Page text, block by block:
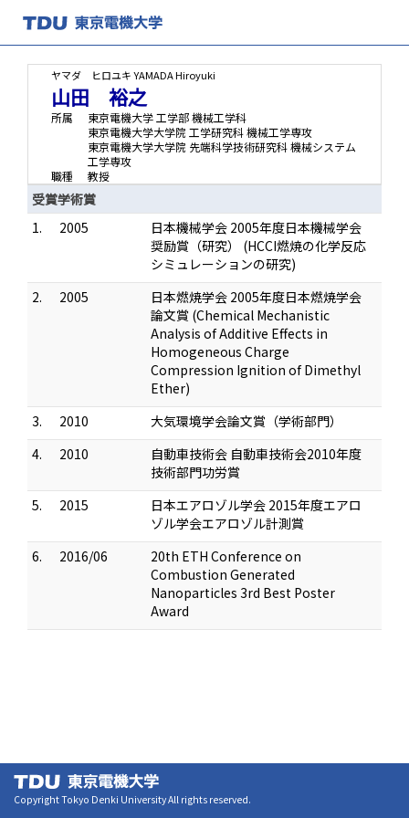
ヤマダ ヒロユキ YAMADA Hiroyuki
山田 裕之
所属
東京電機大学 工学部 機械工学科
東京電機大学大学院 工学研究科 機械工学専攻
東京電機大学大学院 先端科学技術研究科 機械システム
工学専攻
職種
教授
受賞学術賞
1.
2005
日本機械学会 2005年度日本機械学会
奨励賞（研究） (HCCI燃焼の化学反応
シミュレーションの研究)
2.
2005
日本燃焼学会 2005年度日本燃焼学会
論文賞 (Chemical Mechanistic
Analysis of Additive Effects in
Homogeneous Charge
Compression Ignition of Dimethyl
Ether)
3.
2010
大気環境学会論文賞（学術部門）
4.
2010
自動車技術会 自動車技術会2010年度
技術部門功労賞
5.
2015
日本エアロゾル学会 2015年度エアロ
ゾル学会エアロゾル計測賞
6.
2016/06
20th ETH Conference on
Combustion Generated
Nanoparticles 3rd Best Poster
Award
Copyright Tokyo Denki University All rights reserved.